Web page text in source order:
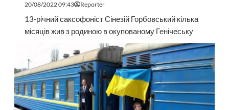
20/08/2022 09:43 Reporter
13-річний саксофоніст Сінезій Горбовський кілька
місяців жив з родиною в окупованому Генічеську